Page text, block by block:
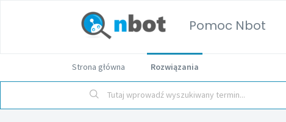
Pomoc Nbot
Strona główna Rozwiązania